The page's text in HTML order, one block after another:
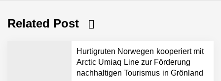
Related Post
Hurtigruten Norwegen kooperiert mit
Arctic Umiaq Line zur Förderung
nachhaltigen Tourismus in Grönland